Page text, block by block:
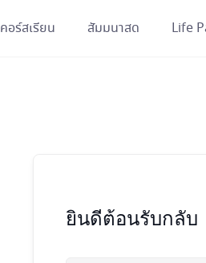
คอร์สเรียน สัมมนาสด Life
ยินดีต้อนรับกลับ